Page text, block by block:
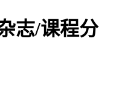
志/课程分